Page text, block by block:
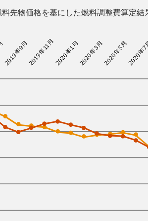
先物価格を基にした燃料調整費算定結